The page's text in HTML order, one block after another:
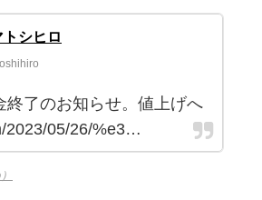
シヒロ
終了のお知らせ。値上げへ
2023/05/26/%e3…